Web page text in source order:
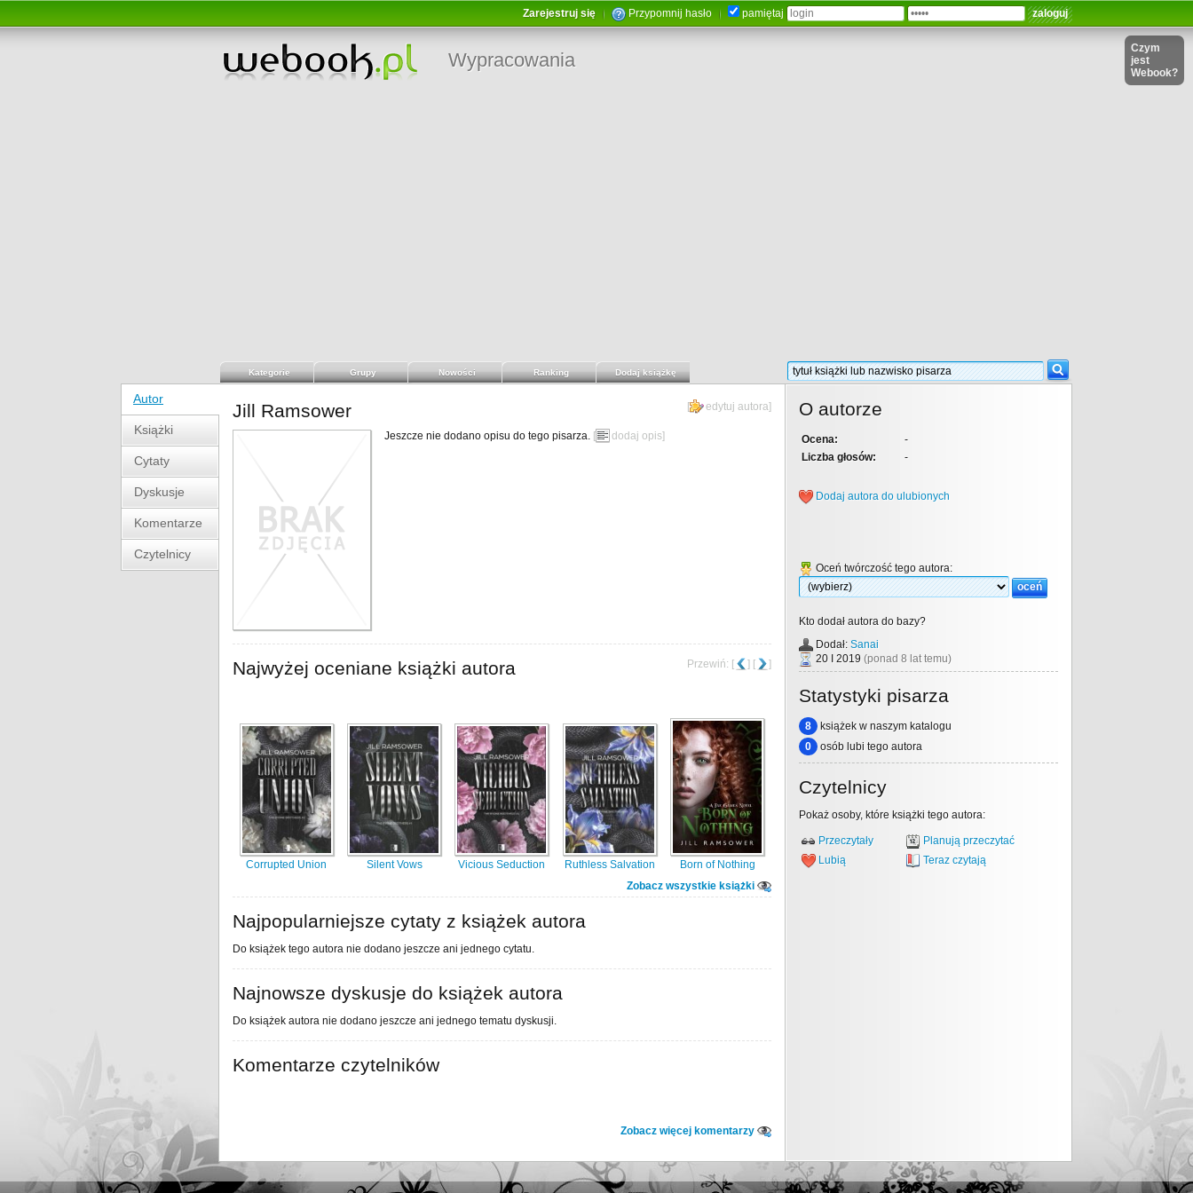
Zarejestruj się Przypomnij hasło pamiętaj
Wypracowania
Czym
jest
Webook?
Kategorie Grupy Nowości Ranking Dodaj książkę
Autor
Książki
Cytaty
Dyskusje
Komentarze
Czytelnicy
[ edytuj autora]
Jill Ramsower
Jeszcze nie dodano opisu do tego pisarza. [ dodaj opis]
Przewiń: [ ] [ ]
Najwyżej oceniane książki autora
Corrupted Union Silent Vows Vicious Seduction Ruthless Salvation
Born of Nothing
Zobacz wszystkie książki
Najpopularniejsze cytaty z książek autora
Do książek tego autora nie dodano jeszcze ani jednego cytatu.
Najnowsze dyskusje do książek autora
Do książek autora nie dodano jeszcze ani jednego tematu dyskusji.
Komentarze czytelników
Zobacz więcej komentarzy
O autorze
Ocena:
-
Liczba głosów:
-
Dodaj autora do ulubionych
Oceń twórczość tego autora:
Kto dodał autora do bazy?
Dodał: Sanai
20 I 2019 (ponad 8 lat temu)
Statystyki pisarza
8
książek w naszym katalogu
0
osób lubi tego autora
Czytelnicy
Pokaż osoby, które książki tego autora:
Przeczytały
Planują przeczytać
Lubią
Teraz czytają